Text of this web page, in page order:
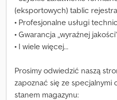
(eksportowych) tablic
• Profesjonalne usługi
• Gwarancja „wyraźnej
• I wiele więcej...
Prosimy odwiedzić naszą
zapoznać się ze specjalnymi
stanem magazynu: